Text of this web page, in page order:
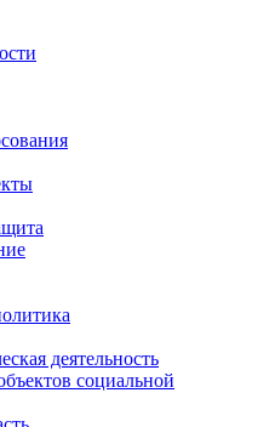
деятельность
социальной